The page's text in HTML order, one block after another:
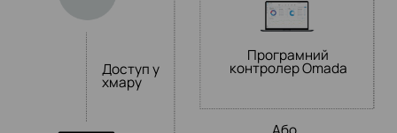
Доступ у
хмару
Програмний
контролер Omada